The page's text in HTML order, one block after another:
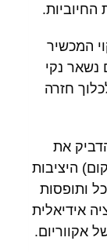
החיוביות.
המכשיר
נשאר נקי
חזרה
את
היציבות
ותופסות
אידיאלית
אקווריום.